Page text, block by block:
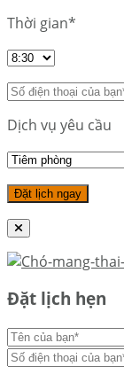
Thời gian*
Dịch vụ yêu cầu
Đặt lịch hẹn